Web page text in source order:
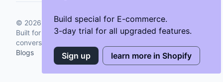
Build special for E-commerce.
3-day trial for all upgraded features.
Sign up learn more in Shopify
© 2026 GenCybers Inc. All rights reserved.
Built for storefronts that want faster answers and cleaner
conversions.
Blogs